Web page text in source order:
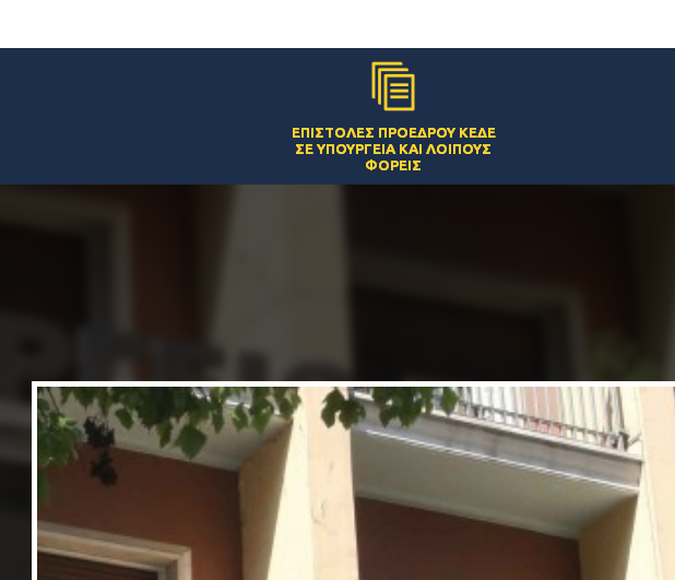
ΕΠΙΣΤΟΛΈΣ ΠΡΟΈΔΡΟΥ ΚΕΔΕ
ΣΕ ΥΠΟΥΡΓΕΊΑ ΚΑΙ ΛΟΙΠΟΎΣ
ΦΟΡΕΊΣ